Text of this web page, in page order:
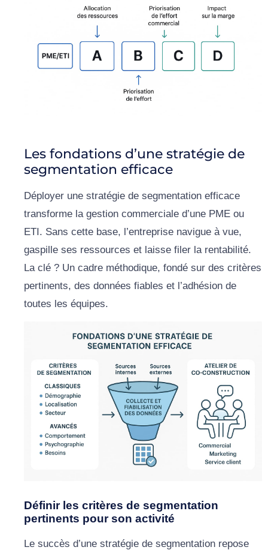
Les fondations d’une stratégie de
segmentation efficace
Déployer une stratégie de segmentation efficace
transforme la gestion commerciale d’une PME ou
ETI. Sans cette base, l’entreprise navigue à vue,
gaspille ses ressources et laisse filer la rentabilité.
La clé ? Un cadre méthodique, fondé sur des critères
pertinents, des données fiables et l’adhésion de
toutes les équipes.
Définir les critères de segmentation
pertinents pour son activité
Le succès d’une stratégie de segmentation repose